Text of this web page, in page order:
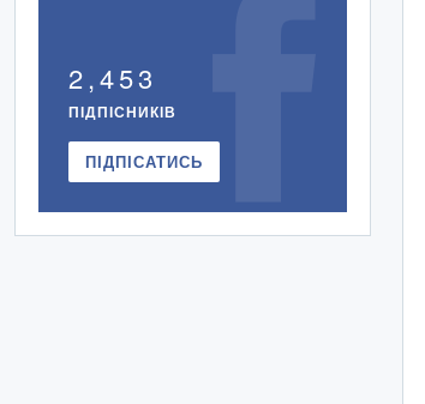
2,453
ПІДПІСНИКІВ
ПІДПІСАТИСЬ